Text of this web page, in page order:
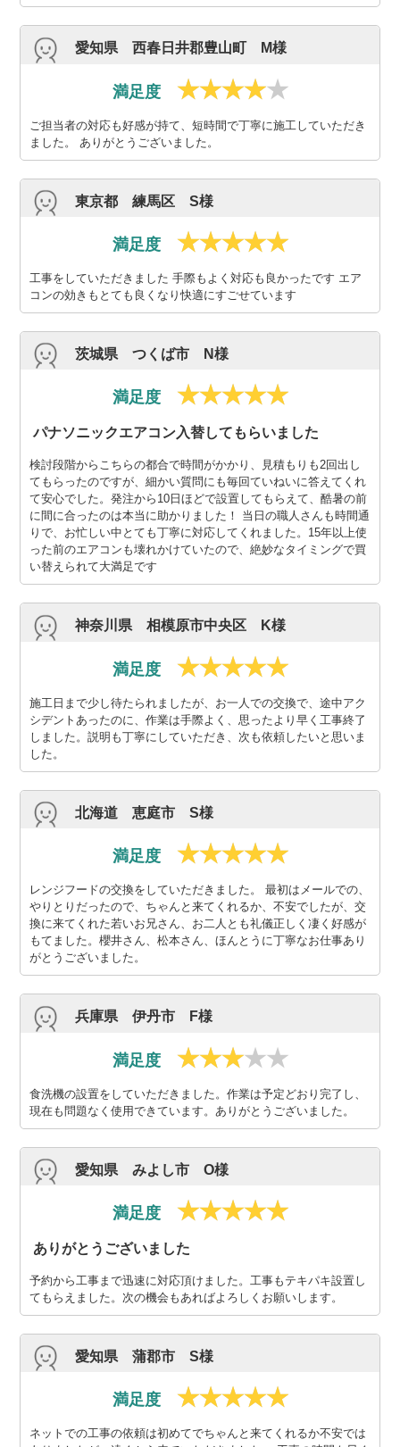
愛知県 西春日井郡豊山町 M様
満足度
ご担当者の対応も好感が持て、短時間で丁寧に施工していただき
ました。 ありがとうございました。
東京都 練馬区 S様
満足度
工事をしていただきました 手際もよく対応も良かったです エア
コンの効きもとても良くなり快適にすごせています
茨城県 つくば市 N様
満足度
パナソニックエアコン入替してもらいました
検討段階からこちらの都合で時間がかかり、見積もりも2回出し
てもらったのですが、細かい質問にも毎回ていねいに答えてくれ
て安心でした。発注から10日ほどで設置してもらえて、酷暑の前
に間に合ったのは本当に助かりました！ 当日の職人さんも時間通
りで、お忙しい中とても丁寧に対応してくれました。15年以上使
った前のエアコンも壊れかけていたので、絶妙なタイミングで買
い替えられて大満足です
神奈川県 相模原市中央区 K様
満足度
施工日まで少し待たられましたが、お一人での交換で、途中アク
シデントあったのに、作業は手際よく、思ったより早く工事終了
しました。説明も丁寧にしていただき、次も依頼したいと思いま
した。
北海道 恵庭市 S様
満足度
レンジフードの交換をしていただきました。 最初はメールでの、
やりとりだったので、ちゃんと来てくれるか、不安でしたが、交
換に来てくれた若いお兄さん、お二人とも礼儀正しく凄く好感が
もてました。櫻井さん、松本さん、ほんとうに丁寧なお仕事あり
がとうございました。
兵庫県 伊丹市 F様
満足度
食洗機の設置をしていただきました。作業は予定どおり完了し、
現在も問題なく使用できています。ありがとうございました。
愛知県 みよし市 O様
満足度
ありがとうございました
予約から工事まで迅速に対応頂けました。工事もテキパキ設置し
てもらえました。次の機会もあればよろしくお願いします。
愛知県 蒲郡市 S様
満足度
ネットでの工事の依頼は初めてでちゃんと来てくれるか不安では